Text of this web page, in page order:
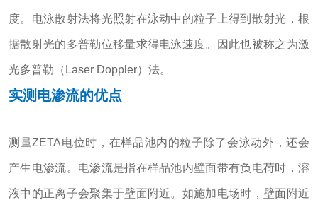
度。 电泳散射法将光照射在泳动中的粒子上得到散射光，根
据散射光的多普勒位移量求得电泳速度。 因此也被称之为激
光多普勒（Laser Doppler）法。
实测电渗流的优点
测量ZETA电位时，在样品池内的粒子除了会泳动外，还会
产生电渗流。电渗流是指在样品池内壁面带有负电荷时，溶
液中的正离子会聚集于壁面附近。如施加电场时，壁面附近